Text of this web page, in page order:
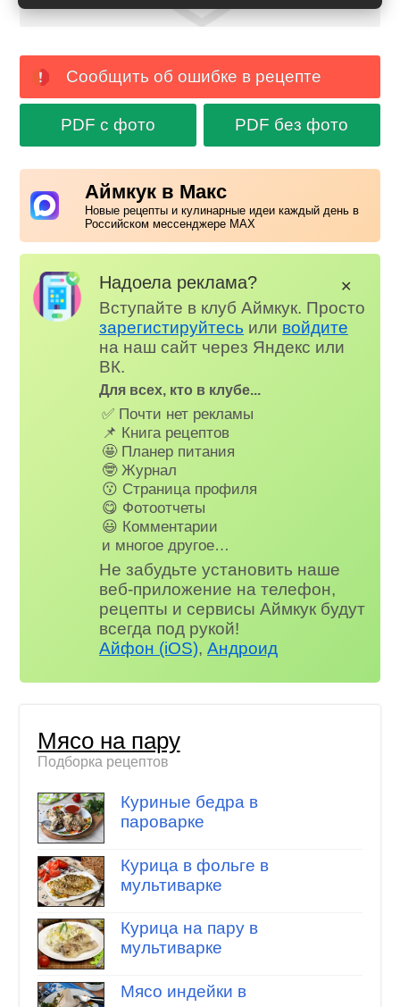
Сообщить об ошибке в рецепте
PDF с фото PDF без фото
Аймкук в Макс
Новые рецепты и кулинарные идеи каждый день в
Российском мессенджере MAX
Надоела реклама?
Вступайте в клуб Аймкук. Просто
зарегистируйтесь или войдите
на наш сайт через Яндекс или
ВК.
Для всех, кто в клубе...
✅ Почти нет рекламы
📌 Книга рецептов
🤩 Планер питания
🤓 Журнал
😗 Страница профиля
😋 Фотоотчеты
😃 Комментарии
и многое другое…
Не забудьте установить наше
веб-приложение на телефон,
рецепты и сервисы Аймкук будут
всегда под рукой!
Айфон (iOS),Андроид
✕
Мясо на пару
Подборка рецептов
Куриные бедра в
пароварке
Курица в фольге в
мультиварке
Курица на пару в
мультиварке
Мясо индейки в